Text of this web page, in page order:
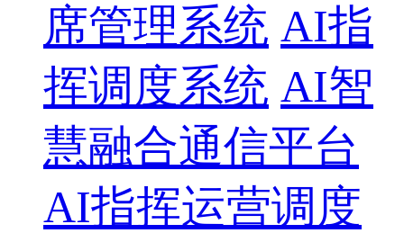
席管理系统 AI指
挥调度系统 AI智
慧融合通信平台
AI指挥运营调度